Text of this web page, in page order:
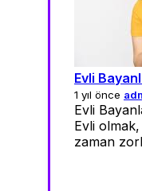
Evli
1 yıl önce
Evli
Evli
zaman